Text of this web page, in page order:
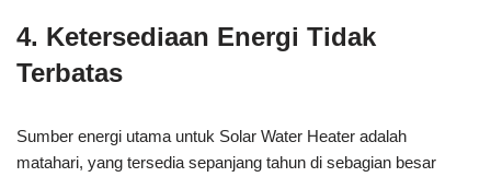
4. Ketersediaan Energi Tidak
Terbatas
Sumber energi utama untuk Solar Water Heater adalah
matahari, yang tersedia sepanjang tahun di sebagian besar